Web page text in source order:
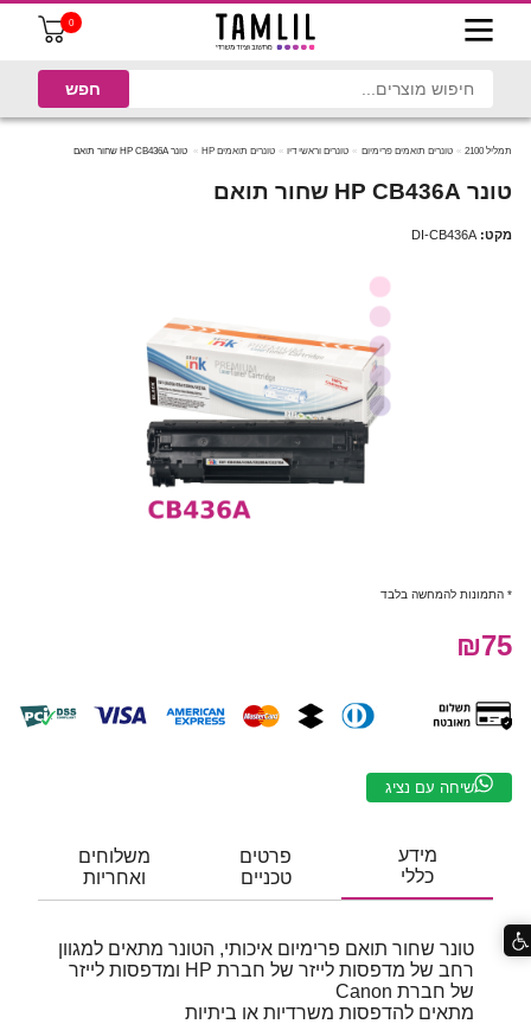
0
תמליל 2100 טונרים תואמים פרימיום טונרים וראשי דיו טונרים תואמים HP טונר HP CB436A שחור תואם
טונר HP CB436A שחור תואם
מקט: DI-CB436A
* התמונות להמחשה בלבד
₪75
שיחה עם נציג
מידע
כללי
פרטים
טכניים
משלוחים
ואחריות
טונר שחור תואם פרימיום איכותי, הטונר מתאים למגוון
רחב של מדפסות לייזר של חברת HP ומדפסות לייזר
של חברת Canon
מתאים להדפסות משרדיות או ביתיות